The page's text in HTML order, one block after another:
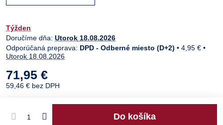
Týžden
Doručíme dňa: Utorok 18.08.2026
DPD - Odberné miesto (D+2) • 4,95 € •
Utorok 18.08.2026
71,95 €
59,46 € bez DPH
Do košíka